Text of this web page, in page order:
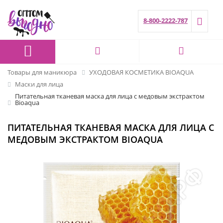
8-800-2222-787
Товары для маникюра
УХОДОВАЯ КОСМЕТИКА BIOAQUA
Маски для лица
Питательная тканевая маска для лица с медовым экстрактом
Bioaqua
ПИТАТЕЛЬНАЯ ТКАНЕВАЯ МАСКА ДЛЯ ЛИЦА С
МЕДОВЫМ ЭКСТРАКТОМ BIOAQUA